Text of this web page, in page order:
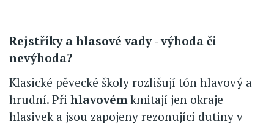
Rejstříky a hlasové vady - výhoda či
nevýhoda?
Klasické pěvecké školy rozlišují tón hlavový a
hrudní. Při hlavovém kmitají jen okraje
hlasivek a jsou zapojeny rezonující dutiny v